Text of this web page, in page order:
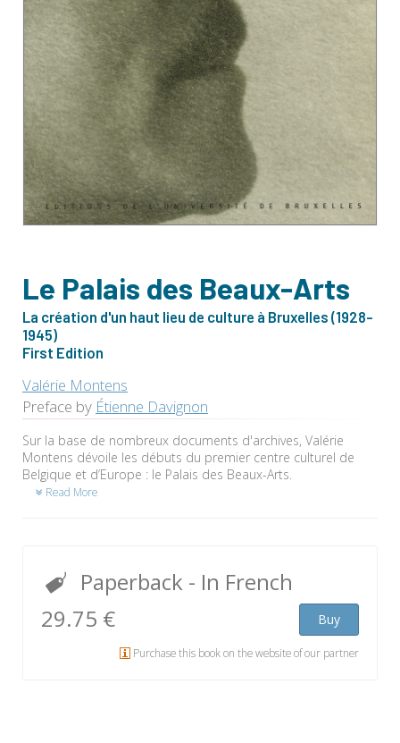
Le Palais des Beaux-Arts
La création d'un haut lieu de culture à Bruxelles (1928-
1945)
First Edition
Valérie Montens
Preface by Étienne Davignon
Sur la base de nombreux documents d'archives, Valérie
Montens dévoile les débuts du premier centre culturel de
Belgique et d’Europe : le Palais des Beaux-Arts.
Read More
Paperback - In French
29.75 €
Buy
Purchase this book on the website of our partner